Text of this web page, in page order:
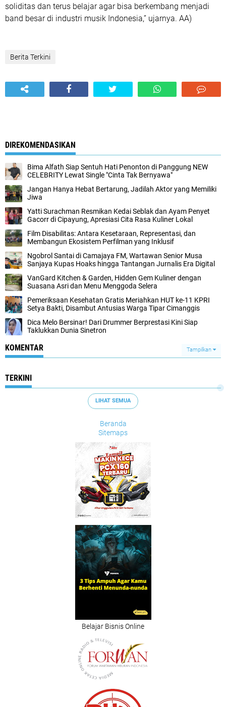
soliditas dan terus belajar agar bisa berkembang menjadi
band besar di industri musik Indonesia,” ujarnya. AA)
Berita Terkini
DIREKOMENDASIKAN
Bima Alfath Siap Sentuh Hati Penonton di Panggung NEW
CELEBRITY Lewat Single "Cinta Tak Bernyawa"
Jangan Hanya Hebat Bertarung, Jadilah Aktor yang Memiliki
Jiwa
Yatti Surachman Resmikan Kedai Seblak dan Ayam Penyet
Gacorr di Cipayung, Apresiasi Cita Rasa Kuliner Lokal
Film Disabilitas: Antara Kesetaraan, Representasi, dan
Membangun Ekosistem Perfilman yang Inklusif
Ngobrol Santai di Camajaya FM, Wartawan Senior Musa
Sanjaya Kupas Hoaks hingga Tantangan Jurnalis Era Digital
VanGard Kitchen & Garden, Hidden Gem Kuliner dengan
Suasana Asri dan Menu Menggoda Selera
Pemeriksaan Kesehatan Gratis Meriahkan HUT ke-11 KPRI
Setya Bakti, Disambut Antusias Warga Tipar Cimanggis
Dica Melo Bersinar! Dari Drummer Berprestasi Kini Siap
Taklukkan Dunia Sinetron
KOMENTAR Tampilkan
TERKINI
LIHAT SEMUA
Beranda
Sitemaps
Belajar Bisnis Online